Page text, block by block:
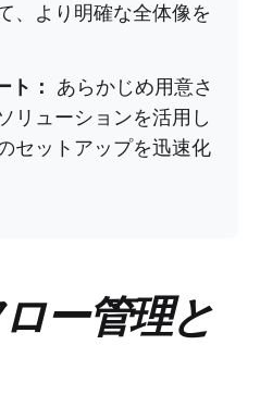
、より明確な全体像を
ト：
あらかじめ用意さ
リューションを活用し
セットアップを迅速化
ー管理と